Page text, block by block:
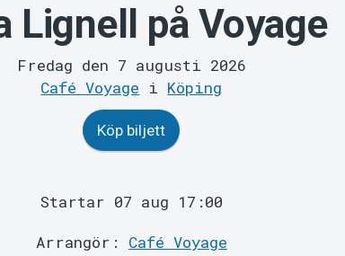
Lignell på Voyage
Fredag den 7 augusti 2026
Café Voyage i Köping
Köp biljett
Startar 07 aug 17:00
Arrangör: Café Voyage